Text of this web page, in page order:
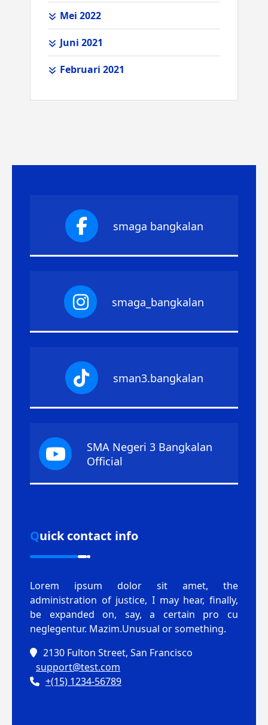
Mei 2022
Juni 2021
Februari 2021
smaga bangkalan
smaga_bangkalan
sman3.bangkalan
SMA Negeri 3 Bangkalan
Official
Quick contact info
Lorem ipsum dolor sit amet, the
administration of justice, I may hear, finally,
be expanded on, say, a certain pro cu
neglegentur. Mazim.Unusual or something.
2130 Fulton Street, San Francisco
support@test.com
+(15) 1234-56789